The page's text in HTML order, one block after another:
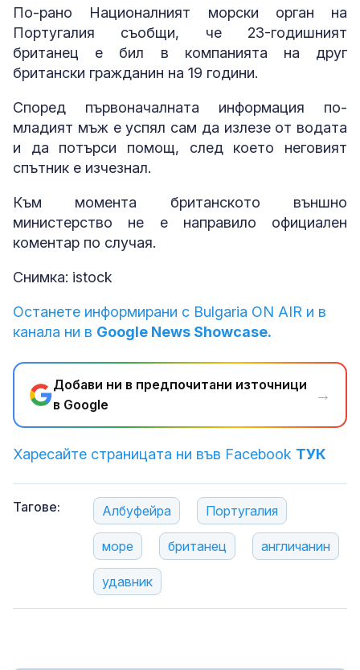
По-рано Националният морски орган на
Португалия съобщи, че 23-годишният
британец е бил в компанията на друг
британски гражданин на 19 години.
Според първоначалната информация по-
младият мъж е успял сам да излезе от водата
и да потърси помощ, след което неговият
спътник е изчезнал.
Към момента британското външно
министерство не е направило официален
коментар по случая.
Снимка: istock
Останете информирани с Bulgaria ON AIR и в
канала ни в Google News Showcase.
Добави ни в предпочитани източници
в Google
→
Харесайте страницата ни във Facebook ТУК
Тагове: Албуфейра Португалия
море британец англичанин
удавник